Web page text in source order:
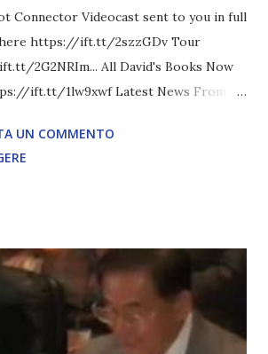
Connector Videocast sent to you in full
here https://ift.tt/2szzGDv Tour
2G2NRIm... All David's Books Now
ift.tt/1lw9xwf Latest News From
UN COMMENTO